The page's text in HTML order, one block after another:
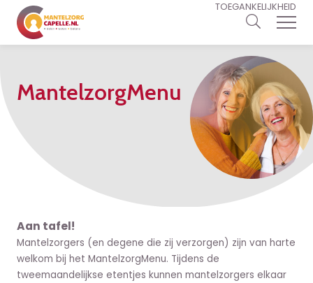
TOEGANKELIJKHEID
MantelzorgMenu
Aan tafel!
Mantelzorgers (en degene die zij verzorgen) zijn van harte
welkom bij het MantelzorgMenu. Tijdens de
tweemaandelijkse etentjes kunnen mantelzorgers elkaar